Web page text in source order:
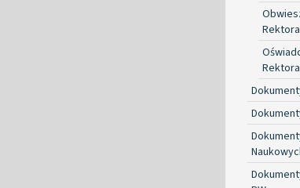
Rektora
Rektora